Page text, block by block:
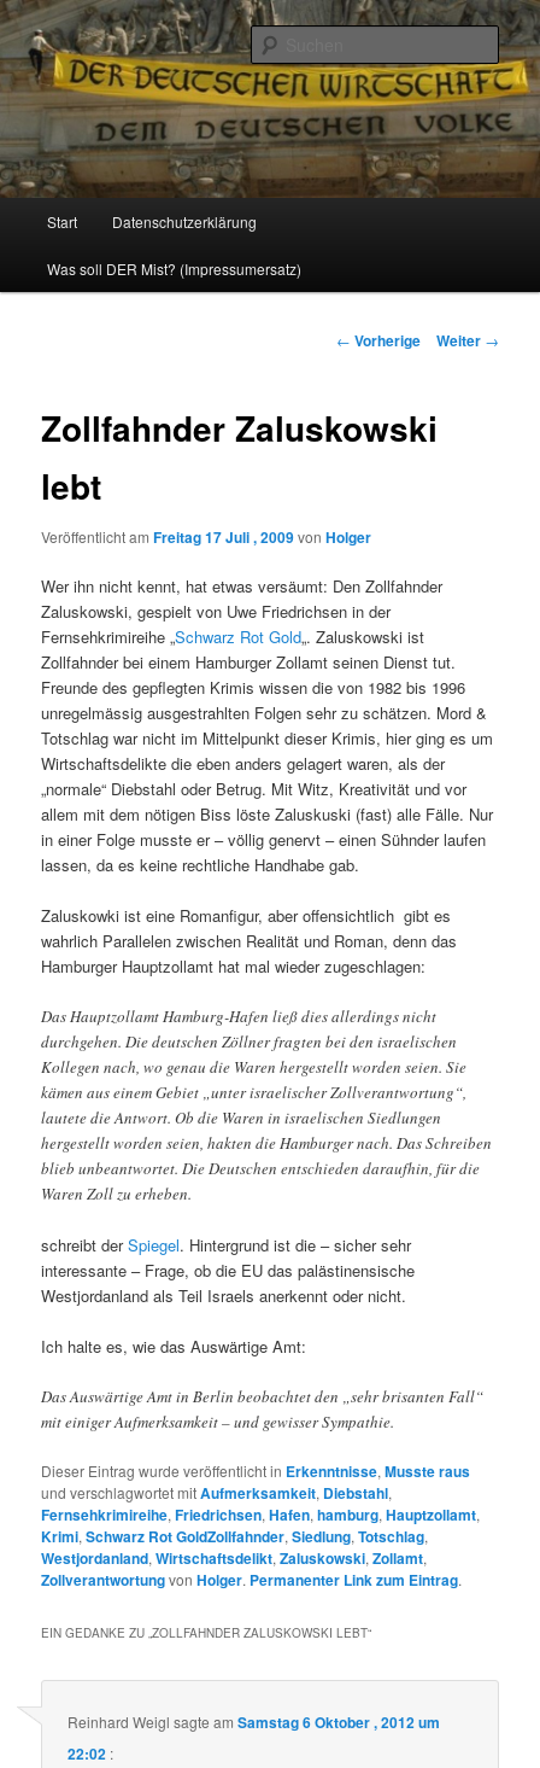
Reizzentrum
Politik, Wirtschaft, Soziales und Gesellschaft
Zum
Inhalt
Start Datenschutzerklärung
Was soll DER Mist? (Impressumersatz)
Beitrags-
← Vorherige Weiter →
Zollfahnder Zaluskowski
lebt
Veröffentlicht amFreitag 17 Juli , 2009vonHolger
Wer ihn nicht kennt, hat etwas versäumt: Den Zollfahnder
Zaluskowski, gespielt von Uwe Friedrichsen in der
Fernsehkrimireihe „Schwarz Rot Gold„. Zaluskowski ist
Zollfahnder bei einem Hamburger Zollamt seinen Dienst tut.
Freunde des gepflegten Krimis wissen die von 1982 bis 1996
unregelmässig ausgestrahlten Folgen sehr zu schätzen. Mord &
Totschlag war nicht im Mittelpunkt dieser Krimis, hier ging es um
Wirtschaftsdelikte die eben anders gelagert waren, als der
„normale“ Diebstahl oder Betrug. Mit Witz, Kreativität und vor
allem mit dem nötigen Biss löste Zaluskuski (fast) alle Fälle. Nur
in einer Folge musste er – völlig genervt – einen Sühnder laufen
lassen, da es keine rechtliche Handhabe gab.
Zaluskowki ist eine Romanfigur, aber offensichtlich gibt es
wahrlich Parallelen zwischen Realität und Roman, denn das
Hamburger Hauptzollamt hat mal wieder zugeschlagen:
Das Hauptzollamt Hamburg-Hafen ließ dies allerdings nicht
durchgehen. Die deutschen Zöllner fragten bei den israelischen
Kollegen nach, wo genau die Waren hergestellt worden seien. Sie
kämen aus einem Gebiet „unter israelischer Zollverantwortung“,
lautete die Antwort. Ob die Waren in israelischen Siedlungen
hergestellt worden seien, hakten die Hamburger nach. Das Schreiben
blieb unbeantwortet. Die Deutschen entschieden daraufhin, für die
Waren Zoll zu erheben.
schreibt derSpiegel. Hintergrund ist die – sicher sehr
interessante – Frage, ob die EU das palästinensische
Westjordanland als Teil Israels anerkennt oder nicht.
Ich halte es, wie das Auswärtige Amt:
Das Auswärtige Amt in Berlin beobachtet den „sehr brisanten Fall“
mit einiger Aufmerksamkeit – und gewisser Sympathie.
Dieser Eintrag wurde veröffentlicht in Erkenntnisse,Musste raus
und verschlagwortet mitAufmerksamkeit, Diebstahl,
Fernsehkrimireihe,Friedrichsen,Hafen,hamburg,Hauptzollamt,
Krimi,Schwarz Rot GoldZollfahnder,Siedlung,Totschlag,
Westjordanland,Wirtschaftsdelikt,Zaluskowski,Zollamt,
ZollverantwortungvonHolger. Permanenter Link zum Eintrag.
EIN GEDANKE ZU „ZOLLFAHNDER ZALUSKOWSKI LEBT“
Reinhard Weigl sagte amSamstag 6 Oktober , 2012 um
22:02 :